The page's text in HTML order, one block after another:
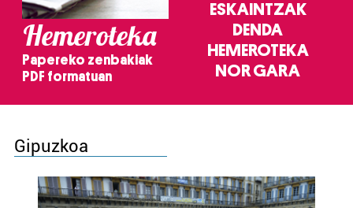
Hemeroteka
Papereko zenbakiak
PDF formatuan
ESKAINTZAK
DENDA
HEMEROTEKA
NOR GARA
Gipuzkoa